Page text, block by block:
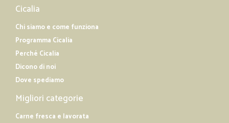
Cicalia
Chi siamo e come funziona
Programma Cicalia
Perché Cicalia
Dicono di noi
Dove spediamo
Migliori categorie
Carne fresca e lavorata